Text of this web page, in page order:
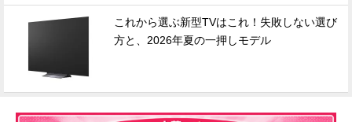
これから選ぶ新型TVはこれ！失敗しない選び
方と、2026年夏の一押しモデル